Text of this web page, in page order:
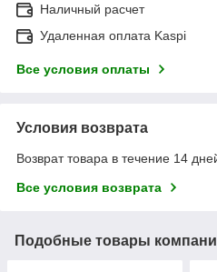
Наличный расчет
Удаленная оплата Kaspi
Все условия оплаты
Условия возврата
Возврат товара в течение 14
Все условия возврата
Подобные товары